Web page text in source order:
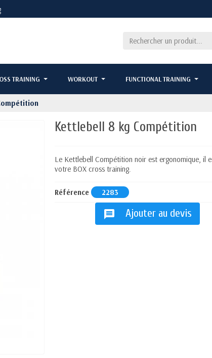
TRAINING WORKOUT FUNCTIONAL TRAINING
Kettlebell 8 kg Compétition
Le Kettlebell Compétition noir est ergonomique, il
votre BOX cross training.
Référence 2283
message Ajouter au devis